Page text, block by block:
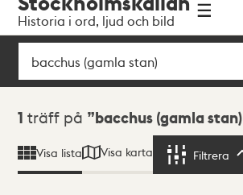
navigationen
huvudinnehållet
Historia i ord, ljud och bild
Sök
Sökresultat
1 träff på bacchus (gamla stan)
Visa lista Visa karta Filtrera